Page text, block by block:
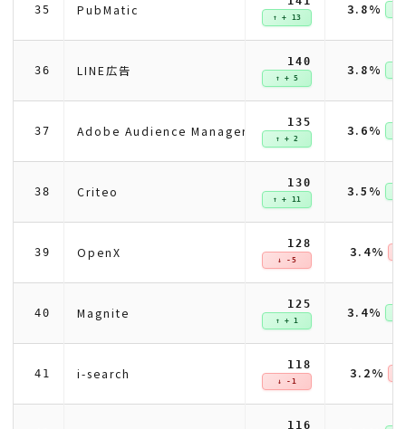
35 PubMatic ↑ + 13 3.8%
36 LINE広告
140
↑ + 5 3.8%
37 Adobe Audience Manager
135
↑ + 2 3.6%
38 Criteo
130
↑ + 11 3.5%
39 OpenX
128
↓ -5 3.4%
40 Magnite
125
↑ + 1 3.4%
41 i-search
118
↓ -1 3.2%
116